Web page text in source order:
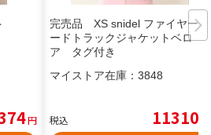
円
完売品 XS snidel ファイヤーバ
ードトラックジャケットベロ
ア タグ付き
マイストア在庫： 3848
税込 11310